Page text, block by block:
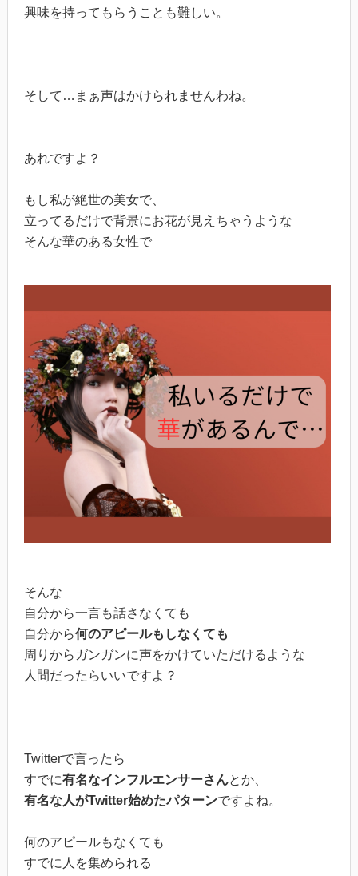
興味を持ってもらうことも難しい。
そして…まぁ声はかけられませんわね。
あれですよ？
もし私が絶世の美女で、
立ってるだけで背景にお花が見えちゃうような
そんな華のある女性で
そんな
自分から一言も話さなくても
自分から何のアピールもしなくても
周りからガンガンに声をかけていただけるような
人間だったらいいですよ？
Twitterで言ったら
すでに有名なインフルエンサーさんとか、
有名な人がTwitter始めたパターンですよね。
何のアピールもなくても
すでに人を集められる